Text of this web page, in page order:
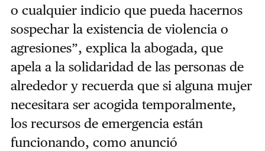
o cualquier indicio que pueda hacernos
sospechar la existencia de violencia o
agresiones”, explica la abogada, que
apela a la solidaridad de las personas de
alrededor y recuerda que si alguna mujer
necesitara ser acogida temporalmente,
los recursos de emergencia están
funcionando, como anunció